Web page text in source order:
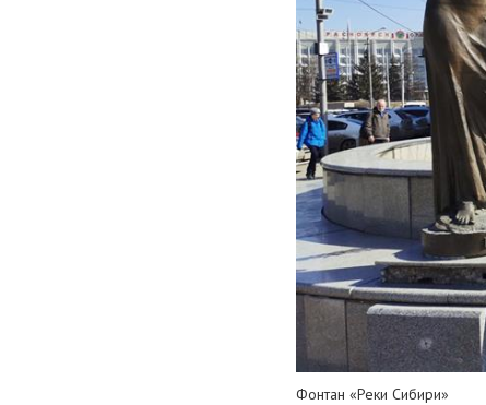
Фонтан «Реки Сибири»